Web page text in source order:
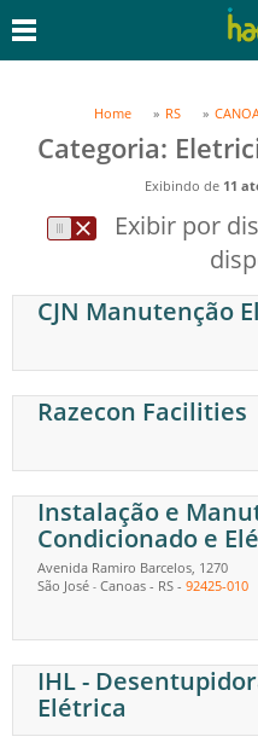
Home RS
Exibindo de 11
Exibir por
CJN Manutenção
Razecon Facilities
Instalação e
Condicionado e
Avenida Ramiro Barcelos, 1270
São José - Canoas - RS - 92425-010
IHL -
Elétrica